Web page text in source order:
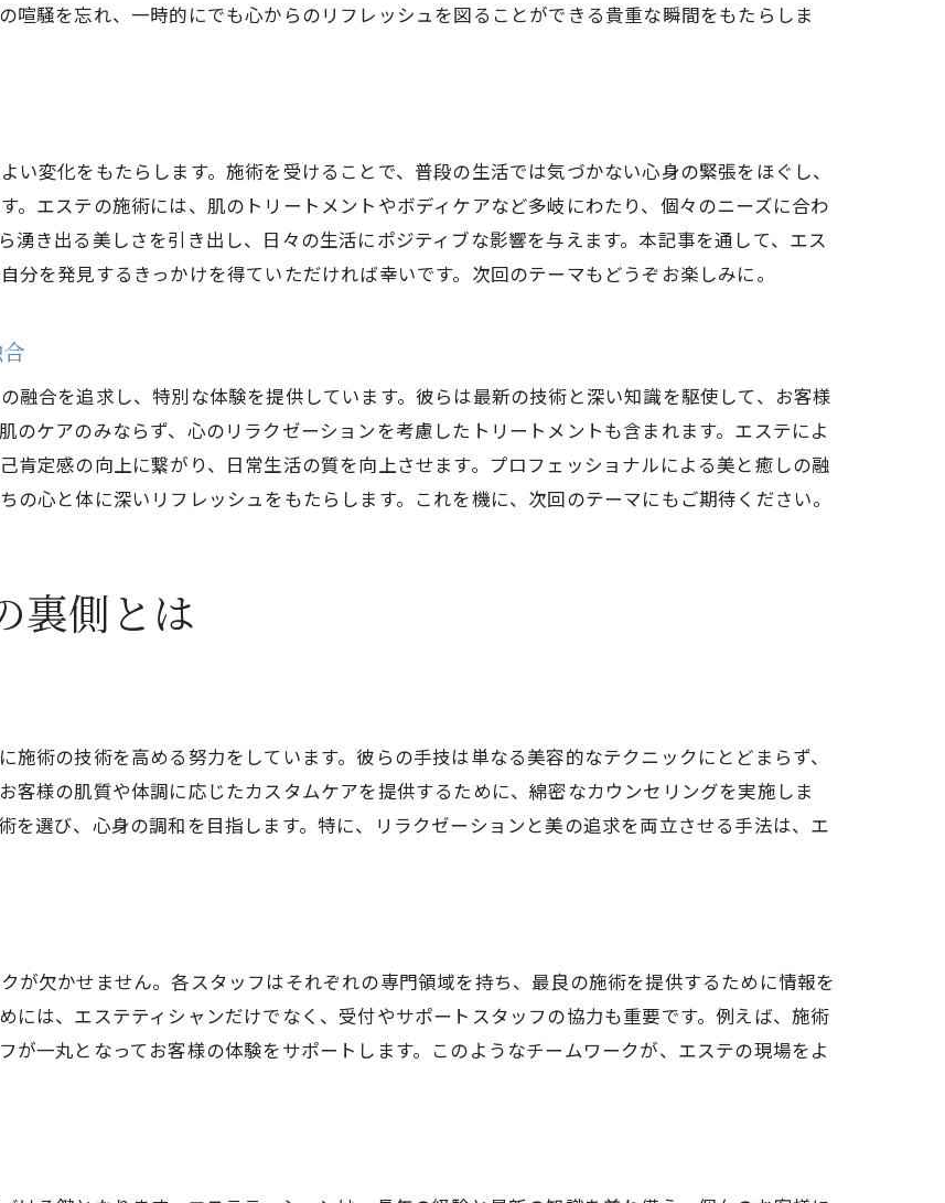
テがもたらす癒しの効果に迫る
施術がもたらす心の健康
癒しのプロセスとその効果
エステで感じる幸福感の理由
テで実感する心のリセット
新たな自分に出会えるエステの魅力
エステ体験による心の変化
心を解き放つエステの方法
エステによるポジティブな心の育成
贅沢な時間を過ごすエステの醍醐味
エステで得られる極上のリラクゼーション
エステで提供される特別なひととき
心と体が磨かれるエステの体験
喧騒を忘れ、一時的にでも心からのリフレッシュを図ることができる貴重な瞬間をもたらしま
変化をもたらします。施術を受けることで、普段の生活では気づかない心身の緊張をほぐし、
。エステの施術には、肌のトリートメントやボディケアなど多岐にわたり、個々のニーズに合わ
湧き出る美しさを引き出し、日々の生活にポジティブな影響を与えます。本記事を通して、エス
を発見するきっかけを得ていただければ幸いです。次回のテーマもどうぞお楽しみに。
融合を追求し、特別な体験を提供しています。彼らは最新の技術と深い知識を駆使して、お客様
のケアのみならず、心のリラクゼーションを考慮したトリートメントも含まれます。エステによ
肯定感の向上に繋がり、日常生活の質を向上させます。プロフェッショナルによる美と癒しの融
心と体に深いリフレッシュをもたらします。これを機に、次回のテーマにもご期待ください。
裏側とは
術の技術を高める努力をしています。彼らの手技は単なる美容的なテクニックにとどまらず、
客様の肌質や体調に応じたカスタムケアを提供するために、綿密なカウンセリングを実施しま
を選び、心身の調和を目指します。特に、リラクゼーションと美の追求を両立させる手法は、エ
が欠かせません。各スタッフはそれぞれの専門領域を持ち、最良の施術を提供するために情報を
には、エステティシャンだけでなく、受付やサポートスタッフの協力も重要です。例えば、施術
が一丸となってお客様の体験をサポートします。このようなチームワークが、エステの現場をよ